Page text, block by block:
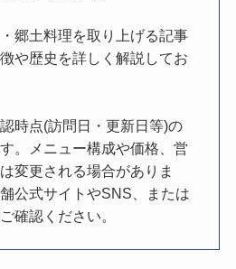
郷土料理を取り上げる記事
や歴史を詳しく解説してお
時点(訪問日・更新日等)の
。メニュー構成や価格、営
変更される場合がありま
公式サイトやSNS、または
確認ください。